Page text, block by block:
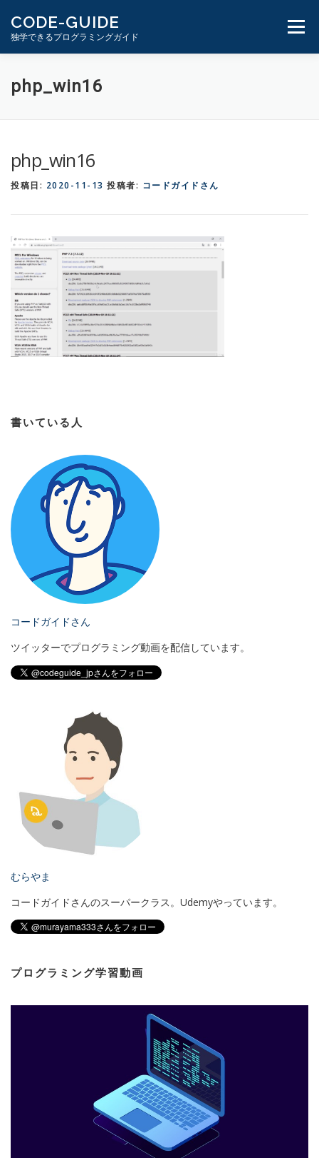
ン
CODE-GUIDE
独学できるプログラミングガイド
メニュ
１分動画とテキスト
php_win16
php_win16
投稿日: 2020-11-13 投稿者: コードガイドさん
書いている人
コードガイドさん
ツイッターでプログラミング動画を配信しています。
むらやま
コードガイドさんのスーパークラス。Udemyやっています。
プログラミング学習動画